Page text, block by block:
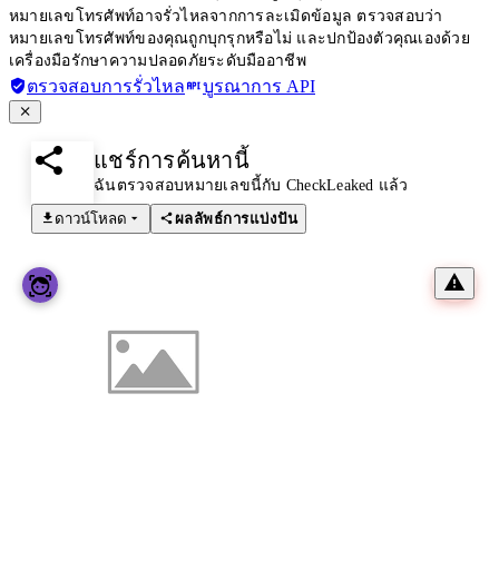
หมายเลขโทรศัพท์อาจรั่วไหลจากการละเมิดข้อมูล ตรวจสอบว่า
หมายเลขโทรศัพท์ของคุณถูกบุกรุกหรือไม่ และปกป้องตัวคุณเองด้วย
เครื่องมือรักษาความปลอดภัยระดับมืออาชีพ
ตรวจสอบการรั่วไหล บูรณาการ API
แชร์การค้นหานี้
ฉันตรวจสอบหมายเลขนี้กับ CheckLeaked แล้ว
ดาวน์โหลด
ผลลัพธ์การแบ่งปัน